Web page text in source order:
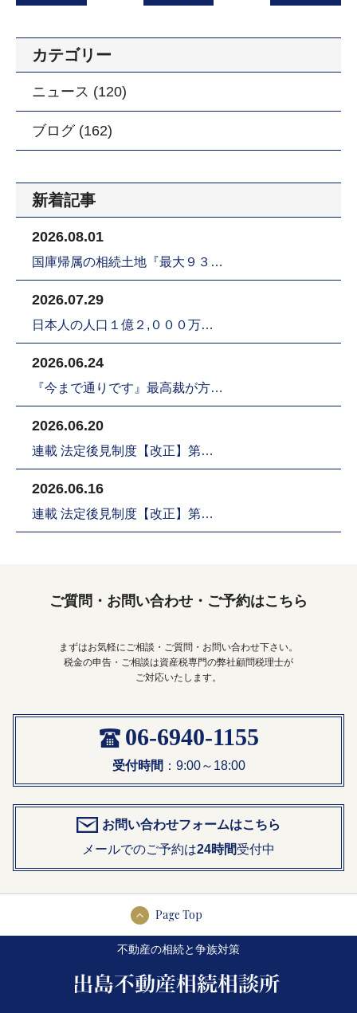
カテゴリー
ニュース (120)
ブログ (162)
新着記事
2026.08.01
国庫帰属の相続土地『最大９３…
2026.07.29
日本人の人口１億２,０００万…
2026.06.24
『今まで通りです』最高裁が方…
2026.06.20
連載 法定後見制度【改正】第…
2026.06.16
連載 法定後見制度【改正】第…
ご質問・お問い合わせ・ご予約はこちら
まずはお気軽にご相談・ご質問・お問い合わせ下さい。
税金の申告・ご相談は資産税専門の弊社顧問税理士が
ご対応いたします。
06-6940-1155
受付時間 ：9:00～18:00
お問い合わせフォームはこちら
メールでのご予約は24時間受付中
Page Top
不動産の相続と争族対策